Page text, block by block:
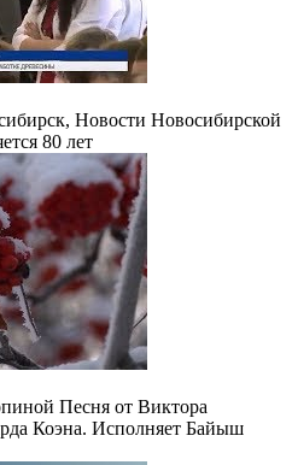
Новости Новосибирской
80 лет
Песня от Виктора
Коэна. Исполняет Байыш